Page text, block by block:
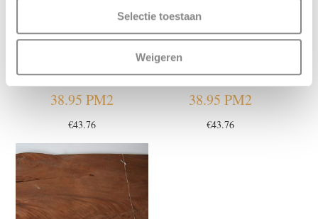
Selectie toestaan
Weigeren
BLOEMMAHONIE L
94 CM X B 84 CM €
38.95 PM2
€43.76
BLOEMMAHONIE L
159 CM X B 67 CM €
38.95 PM2
€43.76